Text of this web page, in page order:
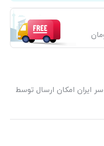
ایران امکان ارسال توسط